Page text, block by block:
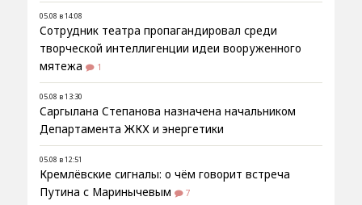
05.08 в 14:08
Сотрудник театра пропагандировал среди
творческой интеллигенции идеи вооруженного
мятежа
1
05.08 в 13:30
Саргылана Степанова назначена начальником
Департамента ЖКХ и энергетики
05.08 в 12:51
Кремлёвские сигналы: о чём говорит встреча
Путина с Маринычевым
7